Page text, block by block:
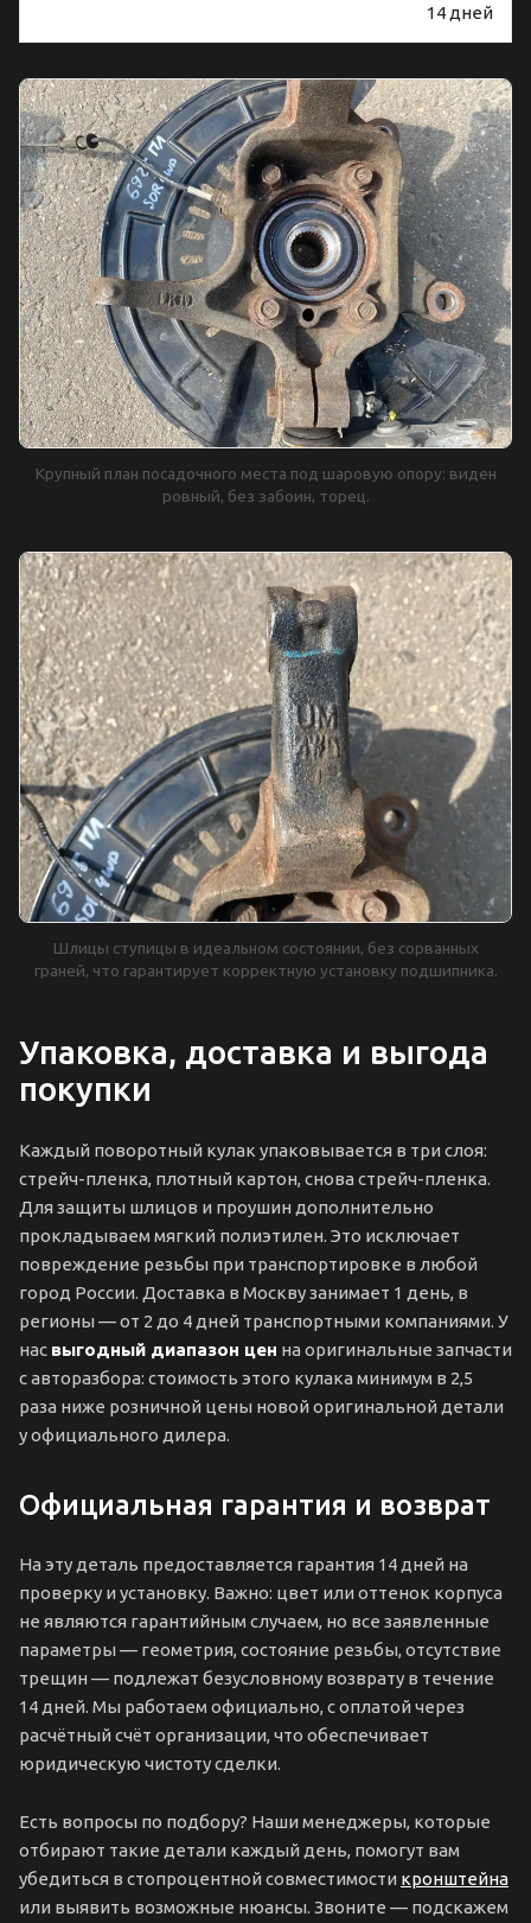
14 дней
Крупный план посадочного места под шаровую опору: виден
ровный, без забоин, торец.
Шлицы ступицы в идеальном состоянии, без сорванных
граней, что гарантирует корректную установку подшипника.
Упаковка, доставка и выгода
покупки
Каждый поворотный кулак упаковывается в три слоя:
стрейч-пленка, плотный картон, снова стрейч-пленка.
Для защиты шлицов и проушин дополнительно
прокладываем мягкий полиэтилен. Это исключает
повреждение резьбы при транспортировке в любой
город России. Доставка в Москву занимает 1 день, в
регионы — от 2 до 4 дней транспортными компаниями. У
нас выгодный диапазон цен на оригинальные запчасти
с авторазбора: стоимость этого кулака минимум в 2,5
раза ниже розничной цены новой оригинальной детали
у официального дилера.
Официальная гарантия и возврат
На эту деталь предоставляется гарантия 14 дней на
проверку и установку. Важно: цвет или оттенок корпуса
не являются гарантийным случаем, но все заявленные
параметры — геометрия, состояние резьбы, отсутствие
трещин — подлежат безусловному возврату в течение
14 дней. Мы работаем официально, с оплатой через
расчётный счёт организации, что обеспечивает
юридическую чистоту сделки.
Есть вопросы по подбору? Наши менеджеры, которые
отбирают такие детали каждый день, помогут вам
убедиться в стопроцентной совместимости кронштейна
или выявить возможные нюансы. Звоните — подскажем